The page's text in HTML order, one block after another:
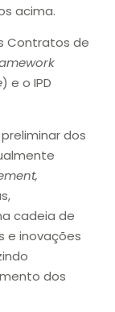
acima.
Contratos de
) e o IPD
dos
cadeia de
e inovações
dos